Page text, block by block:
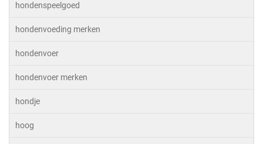
hondenspeelgoed
hondenvoeding merken
hondenvoer
hondenvoer merken
hondje
hoog